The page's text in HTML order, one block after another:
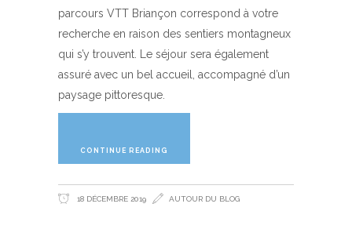
parcours VTT Briançon correspond à votre
recherche en raison des sentiers montagneux
qui s’y trouvent. Le séjour sera également
assuré avec un bel accueil, accompagné d’un
paysage pittoresque.
CONTINUE READING
18 DÉCEMBRE 2019 AUTOUR DU BLOG